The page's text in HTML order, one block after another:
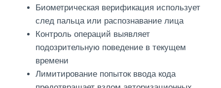
Биометрическая верификация использует
след пальца или распознавание лица
Контроль операций выявляет
подозрительную поведение в текущем
времени
Лимитирование попыток ввода кода